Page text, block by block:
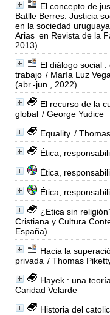
El concepto de
Batlle Berres. Justicia
en la sociedad
Arias en Revista de la
2013)
El diálogo social
trabajo / María Luz
(abr.-jun., 2022)
El recurso de la
global / George Yudice
Equality /
Ética,
Ética,
Ética,
¿Etica sin
Cristiana y Cultura
España)
Hacia la
privada / Thomas
Hayek : una
Caridad Velarde
Historia del